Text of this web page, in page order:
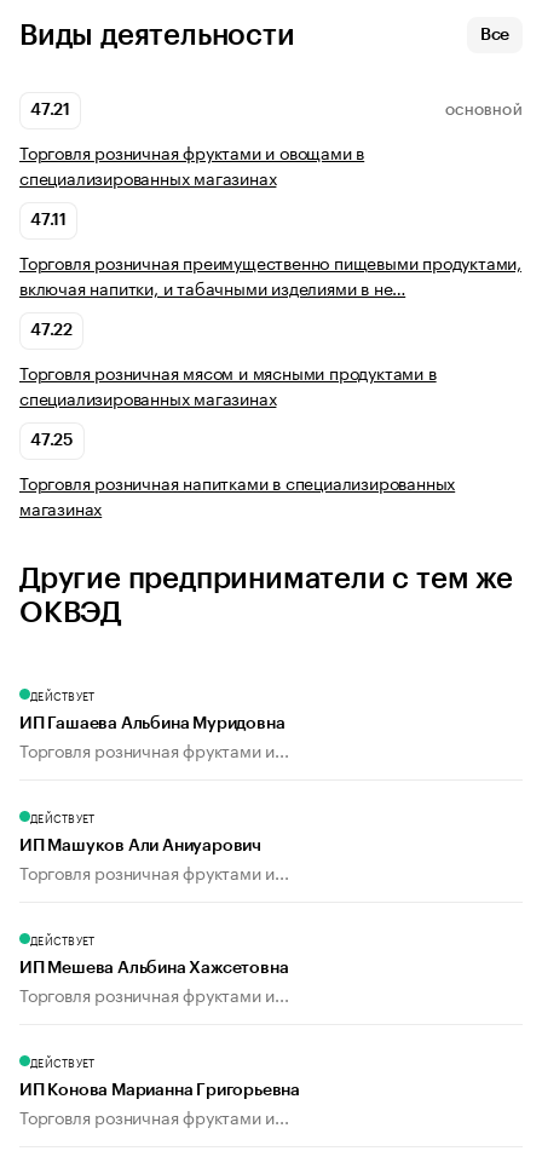
Виды деятельности Все
47.21 ОСНОВНОЙ
Торговля розничная фруктами и овощами в
специализированных магазинах
47.11
Торговля розничная преимущественно пищевыми продуктами,
включая напитки, и табачными изделиями в не…
47.22
Торговля розничная мясом и мясными продуктами в
специализированных магазинах
47.25
Торговля розничная напитками в специализированных
магазинах
Другие предприниматели с тем же
ОКВЭД
ДЕЙСТВУЕТ
ИП Гашаева Альбина Муридовна
Торговля розничная фруктами и...
ДЕЙСТВУЕТ
ИП Машуков Али Аниуарович
Торговля розничная фруктами и...
ДЕЙСТВУЕТ
ИП Мешева Альбина Хажсетовна
Торговля розничная фруктами и...
ДЕЙСТВУЕТ
ИП Конова Марианна Григорьевна
Торговля розничная фруктами и...